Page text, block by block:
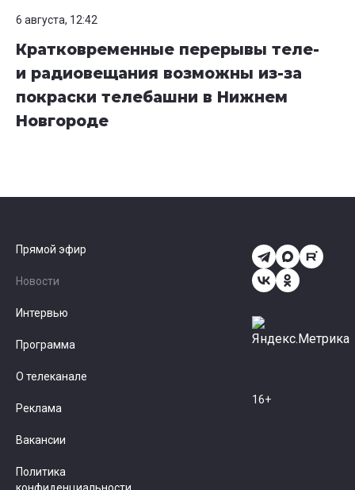
6 августа, 12:42
Кратковременные перерывы теле-
и радиовещания возможны из-за
покраски телебашни в Нижнем
Новгороде
Прямой эфир
Новости
Интервью
Программа
О телеканале
Реклама
Вакансии
Политика
16+